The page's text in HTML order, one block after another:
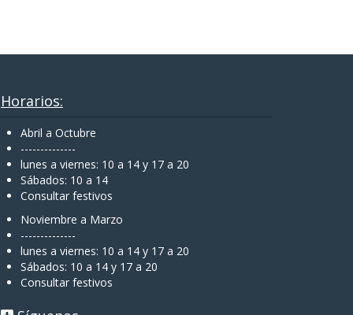
Horarios:
Abril a Octubre
--------------
lunes a viernes: 10 a 14 y 17 a 20
Sábados: 10 a 14
Consultar festivos
Noviembre a Marzo
--------------
lunes a viernes: 10 a 14 y 17 a 20
Sábados: 10 a 14 y 17 a 20
Consultar festivos